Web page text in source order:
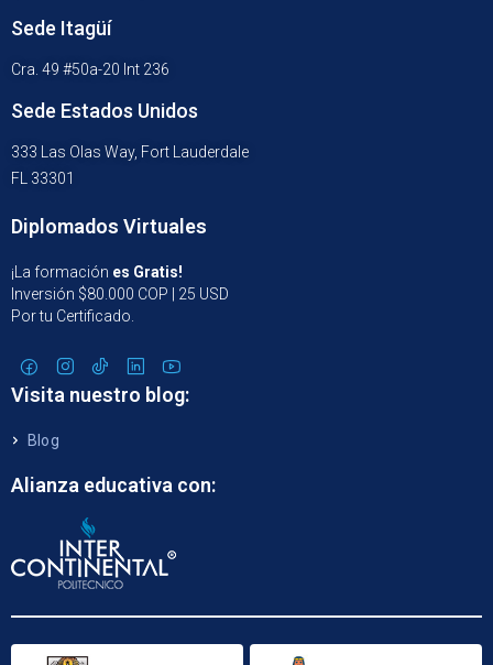
Sede Itagüí
Cra. 49 #50a-20 Int 236
Sede Estados Unidos
333 Las Olas Way, Fort Lauderdale
FL 33301
Diplomados Virtuales
¡La formación es Gratis!
Inversión $80.000 COP | 25 USD
Por tu Certificado.
Visita nuestro blog:
Blog
Alianza educativa con: